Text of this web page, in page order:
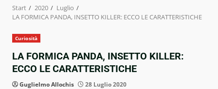
Start 2020
Luglio
LA FORMICA PANDA, INSETTO KILLER: ECCO LE CARATTERISTICHE
Curiosità
LA FORMICA PANDA, INSETTO KILLER:
ECCO LE CARATTERISTICHE
Guglielmo Allochis 28 Luglio 2020